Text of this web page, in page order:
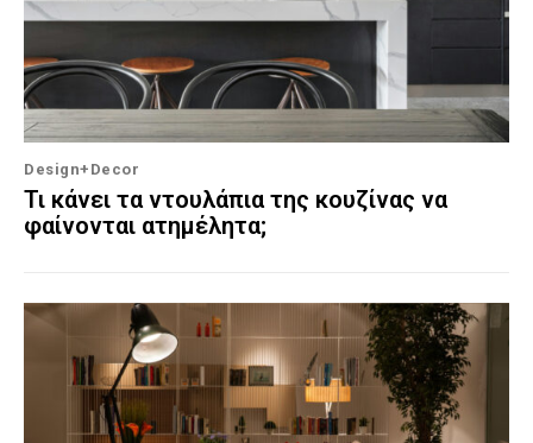
Design+Decor
Τι κάνει τα ντουλάπια της κουζίνας να
φαίνονται ατημέλητα;